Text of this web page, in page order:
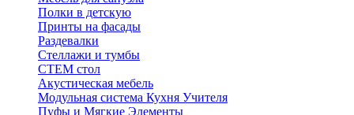
Полки в детскую
Принты на фасады
Раздевалки
Стеллажи и тумбы
СТЕМ стол
Акустическая мебель
Модульная система Кухня Учителя
Пуфы и Мягкие Элементы